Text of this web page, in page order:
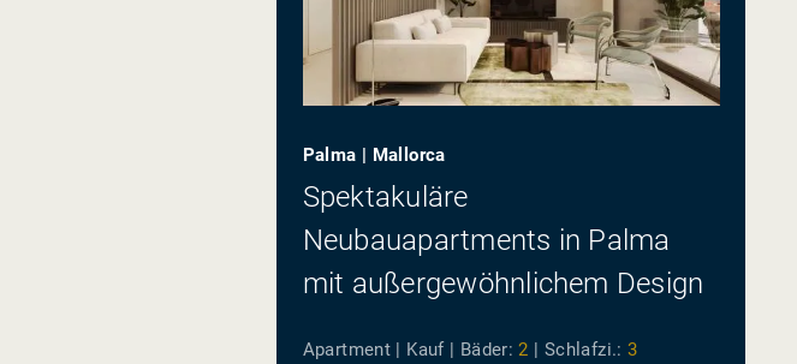
Palma | Mallorca
Spektakuläre
Neubauapartments in Palma
mit außergewöhnlichem Design
Apartment | Kauf | Bäder: 2 | Schlafzi.: 3